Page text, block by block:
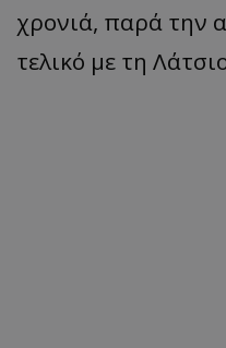
χρονιά, παρά την
τελικό με τη